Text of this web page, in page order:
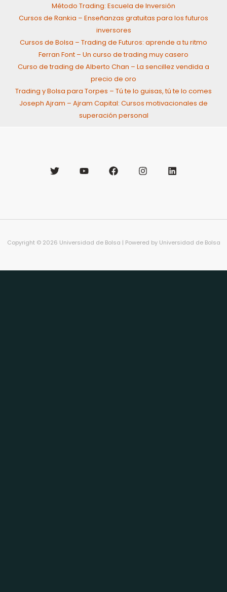
Método Trading: Escuela de Inversión
Cursos de Rankia – Enseñanzas gratuitas para los futuros
inversores
Cursos de Bolsa – Trading de Futuros: aprende a tu ritmo
Ferran Font – Un curso de trading muy casero
Curso de trading de Alberto Chan – La sencillez vendida a
precio de oro
Trading y Bolsa para Torpes – Tú te lo guisas, tú te lo comes
Joseph Ajram – Ajram Capital: Cursos motivacionales de
superación personal
Copyright © 2026 Universidad de Bolsa | Powered by Universidad de Bolsa